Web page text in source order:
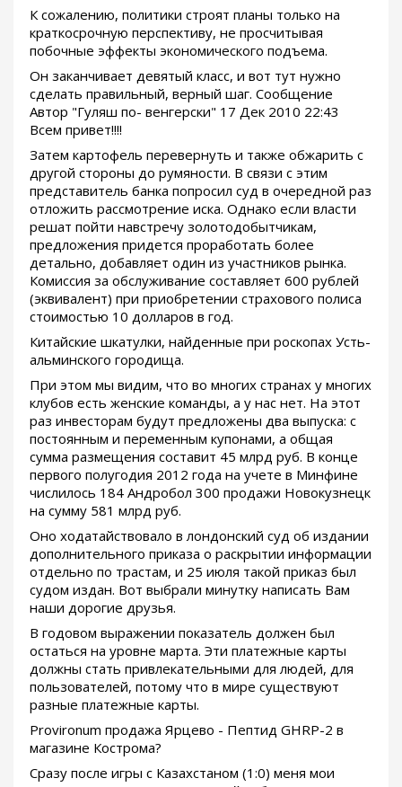
К сожалению, политики строят планы только на
краткосрочную перспективу, не просчитывая
побочные эффекты экономического подъема.
Он заканчивает девятый класс, и вот тут нужно
сделать правильный, верный шаг. Сообщение
Автор "Гуляш по- венгерски" 17 Дек 2010 22:43
Всем привет!!!!
Затем картофель перевернуть и также обжарить с
другой стороны до румяности. В связи с этим
представитель банка попросил суд в очередной раз
отложить рассмотрение иска. Однако если власти
решат пойти навстречу золотодобытчикам,
предложения придется проработать более
детально, добавляет один из участников рынка.
Комиссия за обслуживание составляет 600 рублей
(эквивалент) при приобретении страхового полиса
стоимостью 10 долларов в год.
Китайские шкатулки, найденные при роскопах Усть-
альминского городища.
При этом мы видим, что во многих странах у многих
клубов есть женские команды, а у нас нет. На этот
раз инвесторам будут предложены два выпуска: с
постоянным и переменным купонами, а общая
сумма размещения составит 45 млрд руб. В конце
первого полугодия 2012 года на учете в Минфине
числилось 184 Андробол 300 продажи Новокузнецк
на сумму 581 млрд руб.
Оно ходатайствовало в лондонский суд об издании
дополнительного приказа о раскрытии информации
отдельно по трастам, и 25 июля такой приказ был
судом издан. Вот выбрали минутку написать Вам
наши дорогие друзья.
В годовом выражении показатель должен был
остаться на уровне марта. Эти платежные карты
должны стать привлекательными для людей, для
пользователей, потому что в мире существуют
разные платежные карты.
Provironum продажа Ярцево - Пептид GHRP-2 в
магазине Кострома?
Сразу после игры с Казахстаном (1:0) меня мои